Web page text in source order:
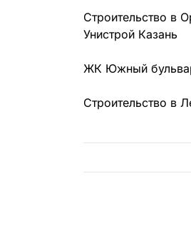
Строительство в
Унистрой Казань
ЖК Южный
Строительство в